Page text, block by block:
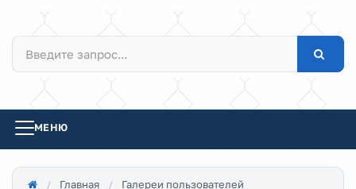
МЕНЮ
Главная
Галереи пользователей